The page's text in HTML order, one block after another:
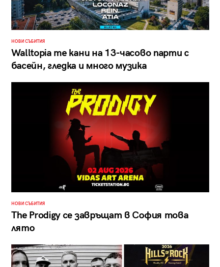
НОВИ СЪБИТИЯ
Walltopia те кани на 13-часово парти с
басейн, гледка и много музика
НОВИ СЪБИТИЯ
The Prodigy се завръщат в София това
лято